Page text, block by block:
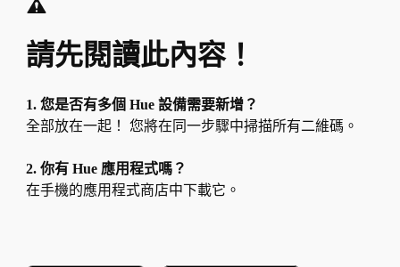
請先閱讀此內容！
1. 您是否有多個 Hue 設備需要新增？
全部放在一起！ 您將在同一步驟中掃描所有二維碼。
2. 你有 Hue 應用程式嗎？
在手機的應用程式商店中下載它。